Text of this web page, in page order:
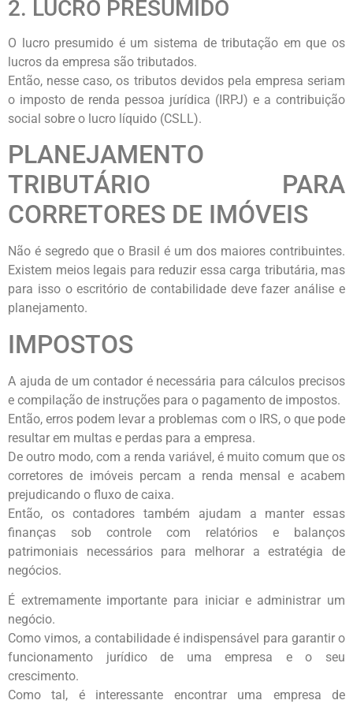
2. LUCRO PRESUMIDO
O lucro presumido é um sistema de tributação em que os
lucros da empresa são tributados.
Então, nesse caso, os tributos devidos pela empresa seriam
o imposto de renda pessoa jurídica (IRPJ) e a contribuição
social sobre o lucro líquido (CSLL).
PLANEJAMENTO
TRIBUTÁRIO PARA
CORRETORES DE IMÓVEIS
Não é segredo que o Brasil é um dos maiores contribuintes.
Existem meios legais para reduzir essa carga tributária, mas
para isso o escritório de contabilidade deve fazer análise e
planejamento.
IMPOSTOS
A ajuda de um contador é necessária para cálculos precisos
e compilação de instruções para o pagamento de impostos.
Então, erros podem levar a problemas com o IRS, o que pode
resultar em multas e perdas para a empresa.
De outro modo, com a renda variável, é muito comum que os
corretores de imóveis percam a renda mensal e acabem
prejudicando o fluxo de caixa.
Então, os contadores também ajudam a manter essas
finanças sob controle com relatórios e balanços
patrimoniais necessários para melhorar a estratégia de
negócios.
É extremamente importante para iniciar e administrar um
negócio.
Como vimos, a contabilidade é indispensável para garantir o
funcionamento jurídico de uma empresa e o seu
crescimento.
Como tal, é interessante encontrar uma empresa de